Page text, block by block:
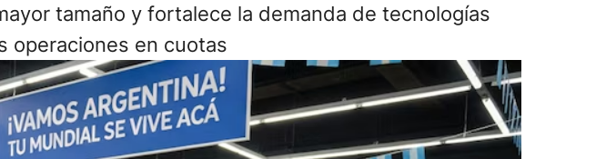
tamaño y fortalece la demanda de tecnologías
operaciones en cuotas